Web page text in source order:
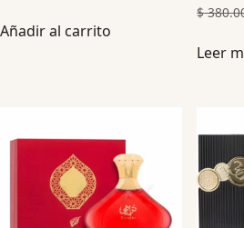
Añadir al carrito
$
Leer